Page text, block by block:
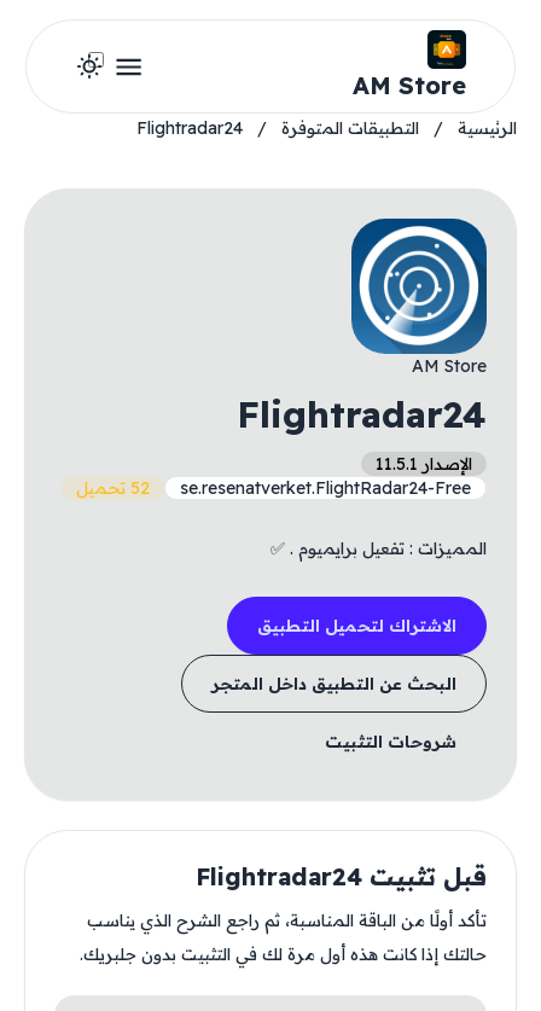
AM Store
الرئيسية / التطبيقات المتوفرة /
Flightradar24
AM Store
Flightradar24
الإصدار 11.5.1
se.resenatverket.FlightRadar24-Free
52 تحميل
المميزات : تفعيل برايميوم . ✅
الاشتراك لتحميل التطبيق
البحث عن التطبيق داخل المتجر
شروحات التثبيت
قبل تثبيت Flightradar24
تأكد أولًا من الباقة المناسبة، ثم راجع الشرح الذي يناسب
حالتك إذا كانت هذه أول مرة لك في التثبيت بدون جلبريك.